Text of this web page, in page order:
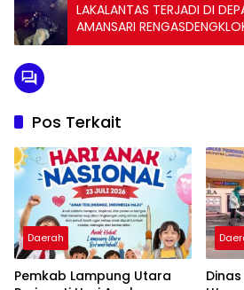
LAKALANTAS TERJADI DI
AMANSARI
Pos Terkait
Daerah
Pemkab Lampung Utara